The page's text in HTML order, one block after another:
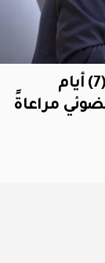
وزير الاتصالات يوجه بمنح (7) أيام
مراعاةً